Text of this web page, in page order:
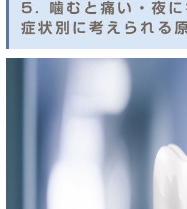
5. 噛むと痛い・夜
症状別に考えられる